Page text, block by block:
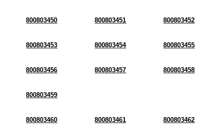
800803450 800803451 800803452
800803453 800803454 800803455
800803456 800803457 800803458
800803459
800803460 800803461 800803462